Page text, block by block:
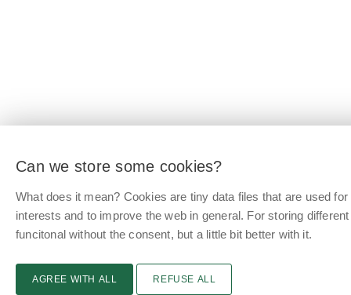
Can we store some cookies?
What does it mean? Cookies are tiny data files that are used
interests and to improve the web in general. For storing
funcitonal without the consent, but a little bit better with it.
AGREE WITH ALL REFUSE ALL